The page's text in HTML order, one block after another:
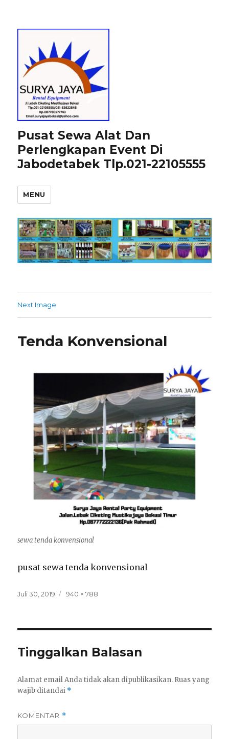
Pusat Sewa Alat Dan
Perlengkapan Event Di
Jabodetabek Tlp.021-22105555
MENU
Next Image
Tenda Konvensional
sewa tenda konvensional
pusat sewa tenda konvensional
Posted
Juli 30, 2019
Full
940 × 788
Tinggalkan Balasan
Alamat email Anda tidak akan dipublikasikan. Ruas yang
wajib ditandai *
KOMENTAR *